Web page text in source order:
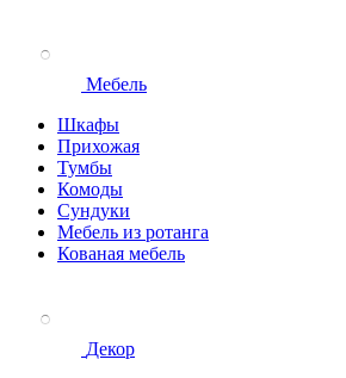
Мебель
Шкафы
Прихожая
Тумбы
Комоды
Сундуки
Мебель из ротанга
Кованая мебель
Декор